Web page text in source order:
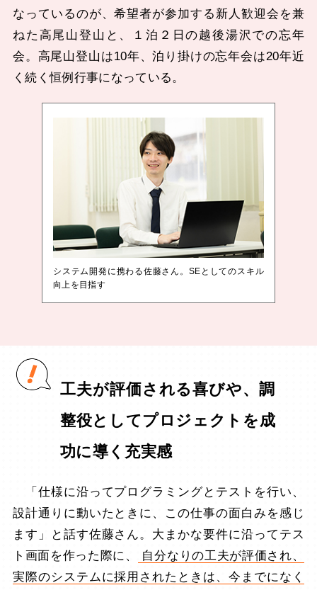
なっているのが、希望者が参加する新人歓迎会を兼
ねた高尾山登山と、１泊２日の越後湯沢での忘年
会。高尾山登山は10年、泊り掛けの忘年会は20年近
く続く恒例行事になっている。
システム開発に携わる佐藤さん。SEとしてのスキル
向上を目指す
工夫が評価される喜びや、調
整役としてプロジェクトを成
功に導く充実感
「仕様に沿ってプログラミングとテストを行い、
設計通りに動いたときに、この仕事の面白みを感じ
ます」と話す佐藤さん。大まかな要件に沿ってテス
ト画面を作った際に、
自分なりの工夫が評価され、
実際のシステムに採用されたときは、今までになく